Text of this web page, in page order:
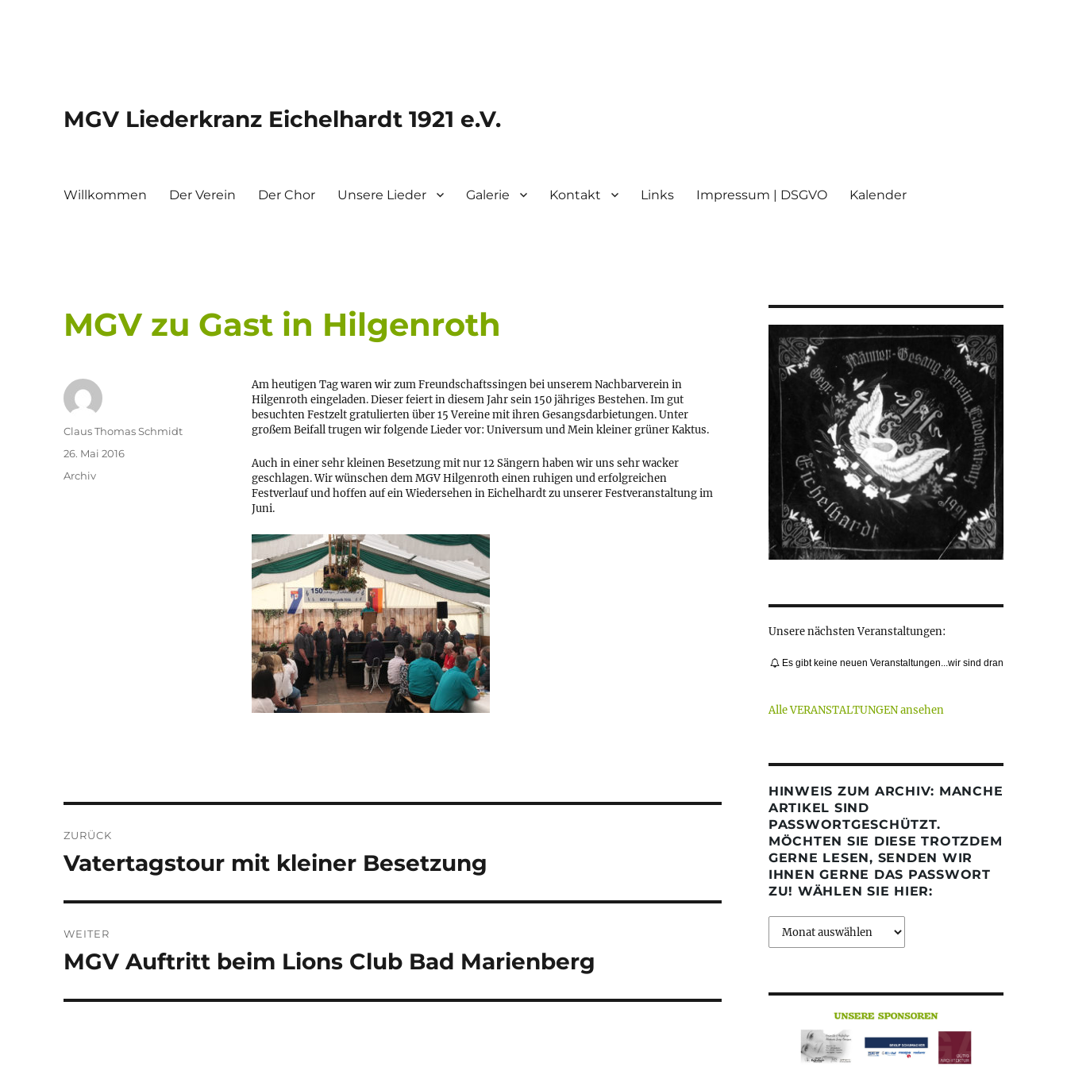
MGV Liederkranz Eichelhardt 1921 e.V.
Willkommen Der Verein Der Chor Unsere Lieder Galerie Kontakt Links Impressum | DSGVO Kalender
MGV zu Gast in Hilgenroth
Am heutigen Tag waren wir zum Freundschaftssingen bei unserem Nachbarverein in
Hilgenroth eingeladen. Dieser feiert in diesem Jahr sein 150 jähriges Bestehen. Im gut
besuchten Festzelt gratulierten über 15 Vereine mit ihren Gesangsdarbietungen. Unter
großem Beifall trugen wir folgende Lieder vor: Universum und Mein kleiner grüner Kaktus.
Auch in einer sehr kleinen Besetzung mit nur 12 Sängern haben wir uns sehr wacker
geschlagen. Wir wünschen dem MGV Hilgenroth einen ruhigen und erfolgreichen
Festverlauf und hoffen auf ein Wiedersehen in Eichelhardt zu unserer Festveranstaltung im
Juni.
Autor
Claus Thomas Schmidt
Veröffentlicht
26. Mai 2016
Kategorien
Archiv
ZURÜCK
Vorheriger
Vatertagstour mit kleiner Besetzung
WEITER
Nächster
MGV Auftritt beim Lions Club Bad Marienberg
Unsere nächsten Veranstaltungen:
Es gibt keine neuen Veranstaltungen...wir sind dran
Alle VERANSTALTUNGEN ansehen
HINWEIS ZUM ARCHIV: MANCHE
ARTIKEL SIND
PASSWORTGESCHÜTZT.
MÖCHTEN SIE DIESE TROTZDEM
GERNE LESEN, SENDEN WIR
IHNEN GERNE DAS PASSWORT
ZU! WÄHLEN SIE HIER: